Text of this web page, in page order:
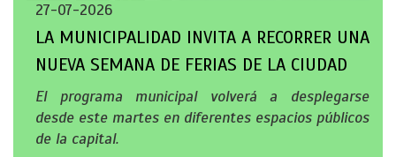
27-07-2026
LA MUNICIPALIDAD INVITA A RECORRER UNA
NUEVA SEMANA DE FERIAS DE LA CIUDAD
El programa municipal volverá a desplegarse
desde este martes en diferentes espacios públicos
de la capital.